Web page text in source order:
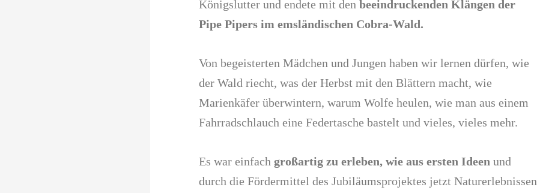
Königslutter und endete mit den beeindruckenden Klängen der
Pipe Pipers im emsländischen Cobra-Wald.
Von begeisterten Mädchen und Jungen haben wir lernen dürfen, wie
der Wald riecht, was der Herbst mit den Blättern macht, wie
Marienkäfer überwintern, warum Wolfe heulen, wie man aus einem
Fahrradschlauch eine Federtasche bastelt und vieles, vieles mehr.
Es war einfach großartig zu erleben, wie aus ersten Ideen und
durch die Fördermittel des Jubiläumsprojektes jetzt Naturerlebnissen